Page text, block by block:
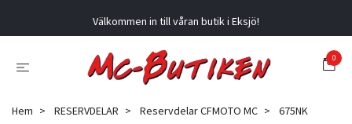
Välkommen in till våran butik i Eksjö!
0
Hem RESERVDELAR Reservdelar CFMOTO MC 675NK